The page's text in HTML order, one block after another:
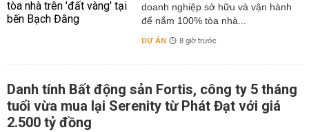
doanh nghiệp sở hữu và vận hành
để nắm 100% tòa nhà...
DỰ ÁN 8 giờ trước
Danh tính Bất động sản Fortis, công ty 5 tháng
tuổi vừa mua lại Serenity từ Phát Đạt với giá
2.500 tỷ đồng